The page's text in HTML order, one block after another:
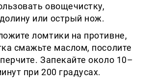
овощечистку,
или острый нож.
ломтики на противне,
смажьте маслом, посолите
Запекайте около 10–
при 200 градусах.